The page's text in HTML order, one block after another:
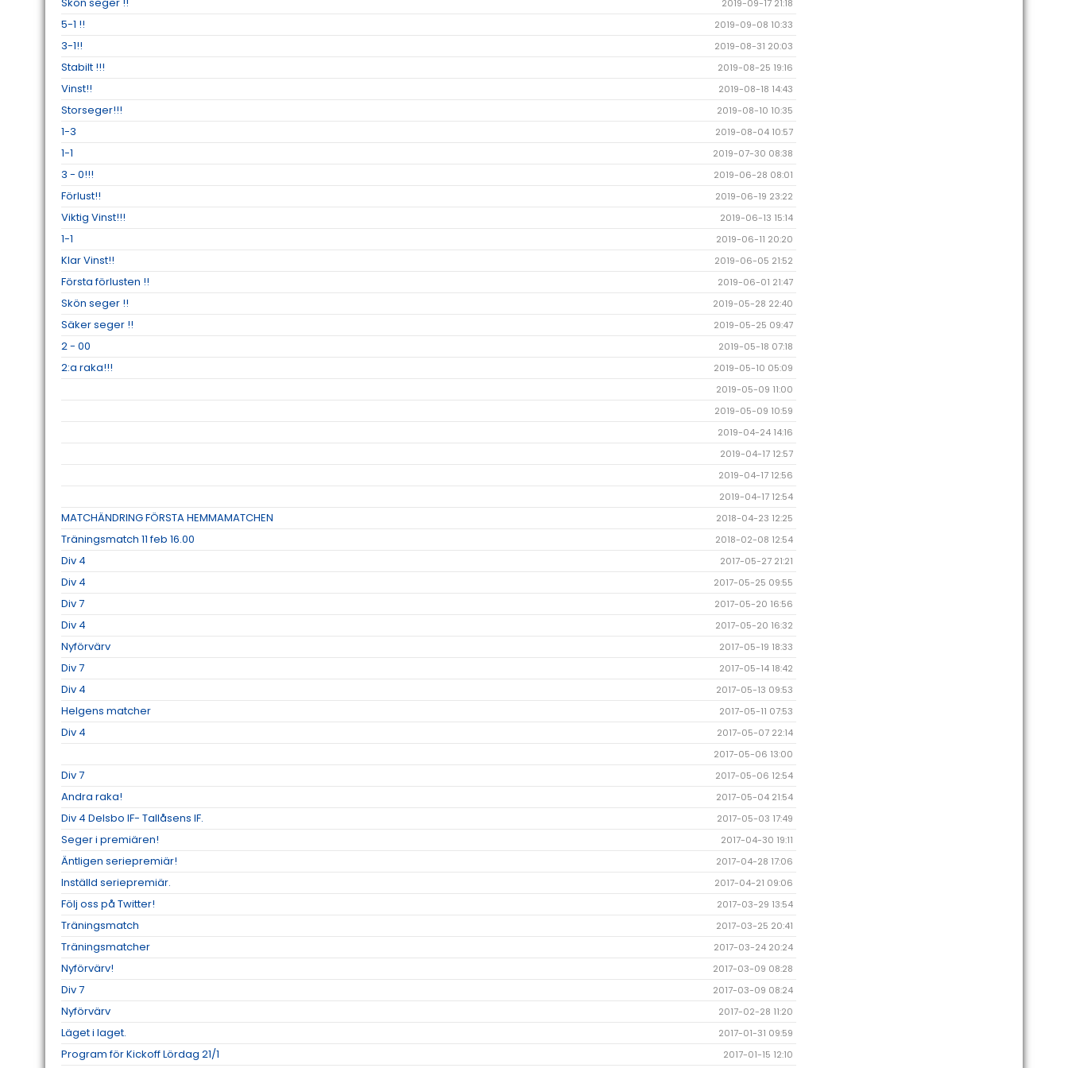
2019-09-17 21:18
5-1 !! 2019-09-08 10:33
3-1!! 2019-08-31 20:03
Stabilt !!! 2019-08-25 19:16
Vinst!! 2019-08-18 14:43
Storseger!!! 2019-08-10 10:35
1-3 2019-08-04 10:57
1-1 2019-07-30 08:38
3 - 0!!! 2019-06-28 08:01
Förlust!! 2019-06-19 23:22
Viktig Vinst!!! 2019-06-13 15:14
1-1 2019-06-11 20:20
Klar Vinst!! 2019-06-05 21:52
Första förlusten !! 2019-06-01 21:47
Skön seger !! 2019-05-28 22:40
Säker seger !! 2019-05-25 09:47
2 - 00 2019-05-18 07:18
2:a raka!!!
2019-05-10 05:09
2019-05-09 11:00
2019-05-09 10:59
2019-04-24 14:16
2019-04-17 12:57
2019-04-17 12:56
2019-04-17 12:54
MATCHÄNDRING FÖRSTA HEMMAMATCHEN 2018-04-23 12:25
Träningsmatch 11 feb 16.00 2018-02-08 12:54
Div 4 2017-05-27 21:21
Div 4 2017-05-25 09:55
Div 7 2017-05-20 16:56
Div 4 2017-05-20 16:32
Nyförvärv 2017-05-19 18:33
Div 7 2017-05-14 18:42
Div 4 2017-05-13 09:53
Helgens matcher 2017-05-11 07:53
Div 4
2017-05-07 22:14
2017-05-06 13:00
Div 7 2017-05-06 12:54
Andra raka! 2017-05-04 21:54
Div 4 Delsbo IF- Tallåsens IF. 2017-05-03 17:49
Seger i premiären! 2017-04-30 19:11
Äntligen seriepremiär! 2017-04-28 17:06
Inställd seriepremiär. 2017-04-21 09:06
Följ oss på Twitter! 2017-03-29 13:54
Träningsmatch 2017-03-25 20:41
Träningsmatcher 2017-03-24 20:24
Nyförvärv! 2017-03-09 08:28
Div 7 2017-03-09 08:24
Nyförvärv 2017-02-28 11:20
Läget i laget. 2017-01-31 09:59
Program för Kickoff Lördag 21/1 2017-01-15 12:10